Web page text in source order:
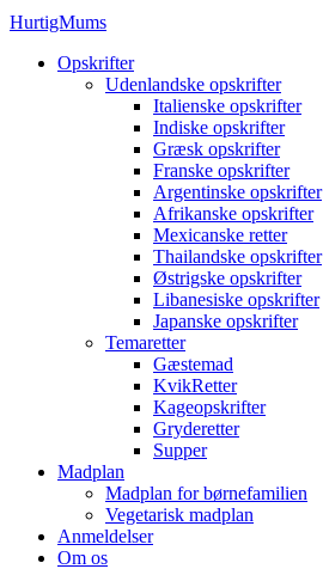
HurtigMums
Opskrifter
Udenlandske opskrifter
Italienske opskrifter
Indiske opskrifter
Græsk opskrifter
Franske opskrifter
Argentinske opskrifter
Afrikanske opskrifter
Mexicanske retter
Thailandske opskrifter
Østrigske opskrifter
Libanesiske opskrifter
Japanske opskrifter
Temaretter
Gæstemad
KvikRetter
Kageopskrifter
Gryderetter
Supper
Madplan
Madplan for børnefamilien
Vegetarisk madplan
Anmeldelser
Om os